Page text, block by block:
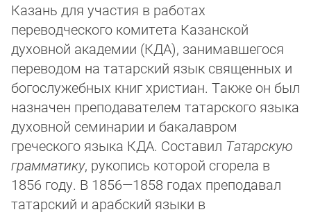
Казань для участия в работах
переводческого ко­ми­тета Ка­зан­ской
духовной академии (КДА), занимавшегося
переводом на та­тар­ский язык свя­щен­ных и
богослужебных книг христиан. Также он был
назначен пре­по­да­вателем татарского язы­ка
духовной семинарии и бакалавром
греческого языка КДА. Со­ста­вил Та­тар­скую
грам­ма­ти­ку, ру­ко­пись которой сго­ре­ла в
1856 году. В 1856—1858 годах преподавал
та­тар­ский и арабский языки в